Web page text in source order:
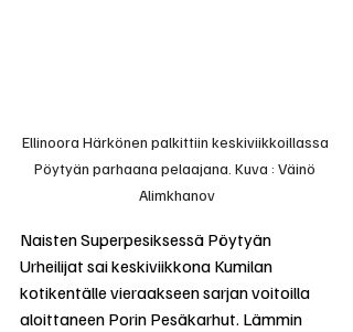
Ellinoora Härkönen palkittiin keskiviikkoillassa
Pöytyän parhaana pelaajana. Kuva : Väinö
Alimkhanov
Naisten Superpesiksessä Pöytyän
Urheilijat sai keskiviikkona Kumilan
kotikentälle vieraakseen sarjan voitoilla
aloittaneen Porin Pesäkarhut. Lämmin